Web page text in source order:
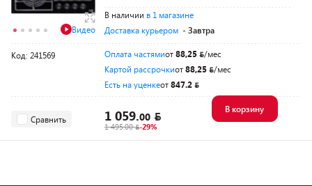
Видео
В наличии в 1 магазине
Доставка курьером - Завтра
Код: 241569 Оплата частямиот88,25
/мес
Картой рассрочкиот88,25
/мес
Есть на уценкеот847.2
Сравнить 1 059.00
1 495.00 -29%
В корзину